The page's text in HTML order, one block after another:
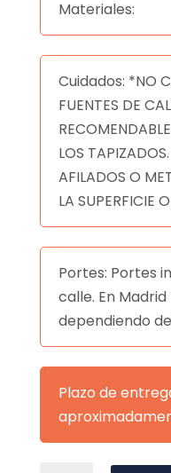
Materiales:
Cuidados: *NO
FUENTES DE
LOS
AFILADOS O
LA SUPERFICIE
Portes: Portes
calle. En
dependiendo
Plazo de